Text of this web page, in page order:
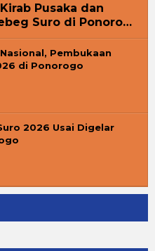
Pusaka dan
Suro di Ponoro…
Pembukaan
di Ponorogo
2026 Usai Digelar